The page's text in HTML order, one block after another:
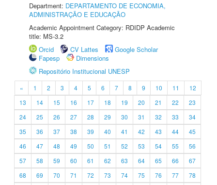
Department: DEPARTAMENTO DE ECONOMIA,
ADMINISTRAÇÃO E EDUCAÇÃO
Academic Appointment Category: RDIDP Academic
title: MS-3.2
Orcid
CV Lattes
Google Scholar
Fapesp
Dimensions
Repositório Institucional UNESP
« 1 2 3 4 5 6 7 8 9 10 11
12
13
14 15 16 17 18 19 20 21 22
23
24
25 26 27 28 29 30 31 32 33
34
35
36 37 38 39 40 41 42 43 44
45
46
47 48 49 50 51 52 53 54 55
56
57
58 59 60 61 62 63 64 65 66
67
68
69 70 71 72 73 74 75 76 77
78